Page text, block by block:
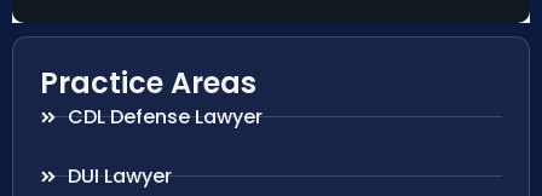
Practice Areas
CDL Defense Lawyer
DUI Lawyer